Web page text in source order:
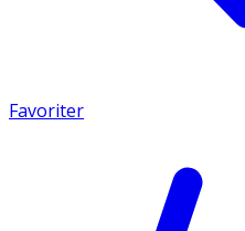
Favoriter